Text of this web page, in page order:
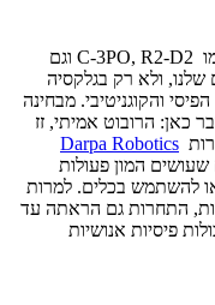
C-3PO, R2-D2 וגם
שלנו, ולא רק בגלקסיה
והקוגניטיבי. מבחינה
כאן: הרובוט אמיתי, זז
Darpa Robotics
המון פעולות
או להשתמש בכלים. למרות
התחרות גם הראתה עד
פיסיות אנושיות